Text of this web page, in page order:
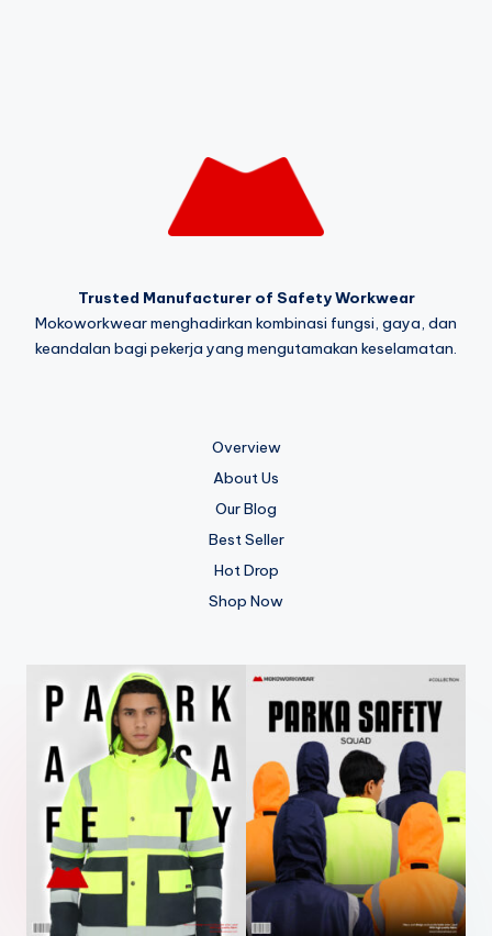
Trusted Manufacturer of Safety Workwear
Mokoworkwear menghadirkan kombinasi fungsi, gaya, dan
keandalan bagi pekerja yang mengutamakan keselamatan.
Overview
About Us
Our Blog
Best Seller
Hot Drop
Shop Now